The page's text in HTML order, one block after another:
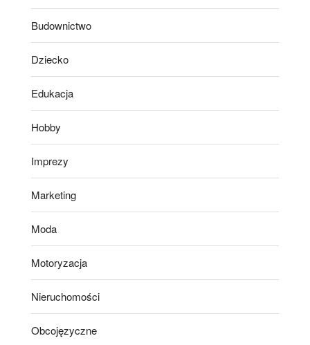
Budownictwo
Dziecko
Edukacja
Hobby
Imprezy
Marketing
Moda
Motoryzacja
Nieruchomości
Obcojęzyczne